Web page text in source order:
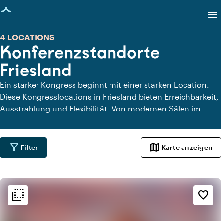
geladen
menu
Konferenzstandorte
Friesland
4 LOCATIONS
Ein starker Kongress beginnt mit einer starken Location.
Diese Kongresslocations in Friesland bieten Erreichbarkeit,
Ausstrahlung und Flexibilität. Von modernen Sälen im
Grünen: Hier finden Sie Locations, an denen Inhalt und
Erlebnis zusammenkommen. Ideal, um Ihre Veranstaltung
zu einem Erfolg zu machen!
filter_alt Filter map Karte anzeigen
flip_to_back favorite_border
flip_to_back Ambiente und Ästhetik
check_box_outline_blank
Basic